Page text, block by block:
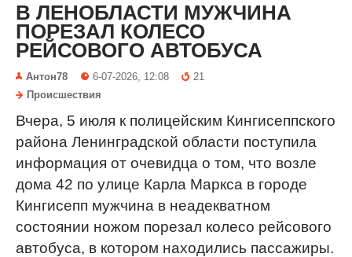
В ЛЕНОБЛАСТИ МУЖЧИНА
ПОРЕЗАЛ КОЛЕСО
РЕЙСОВОГО АВТОБУСА
Антон78 6-07-2026, 12:08
21
Происшествия
Вчера, 5 июля к полицейским Кингисеппского
района Ленинградской области поступила
информация от очевидца о том, что возле
дома 42 по улице Карла Маркса в городе
Кингисепп мужчина в неадекватном
состоянии ножом порезал колесо рейсового
автобуса, в котором находились пассажиры.